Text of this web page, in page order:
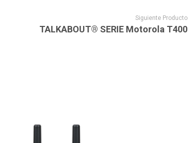
Siguiente Producto
TALKABOUT® SERIE Motorola T400